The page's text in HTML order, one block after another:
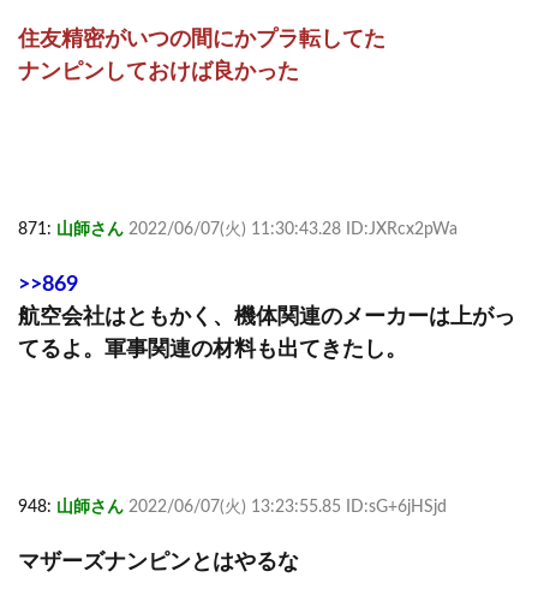
住友精密がいつの間にかプラ転してた
ナンピンしておけば良かった
871: 山師さん 2022/06/07(火) 11:30:43.28 ID:JXRcx2pWa
>>869
航空会社はともかく、機体関連のメーカーは上がっ
てるよ。軍事関連の材料も出てきたし。
948: 山師さん 2022/06/07(火) 13:23:55.85 ID:sG+6jHSjd
マザーズナンピンとはやるな